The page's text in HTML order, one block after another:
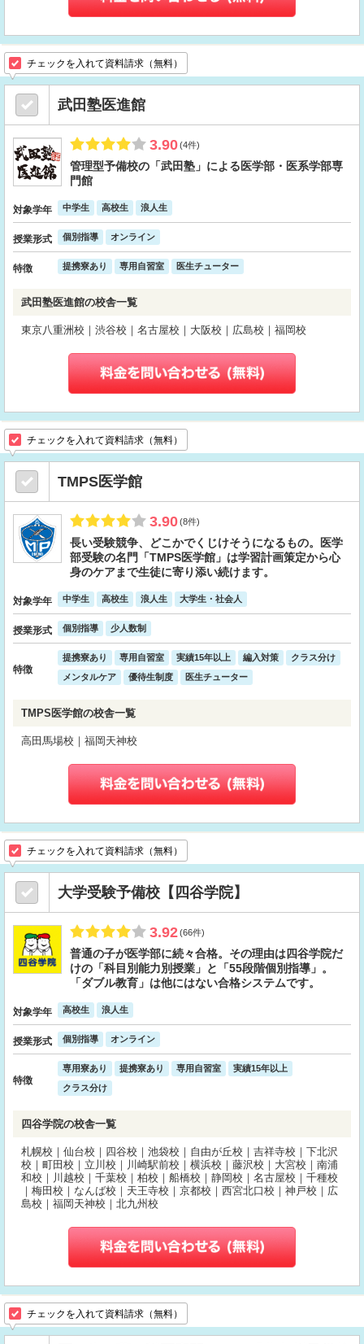
チェックを入れて資料請求（無料）
武田塾医進館
3.90(4件)
管理型予備校の「武田塾」による医学部・医系学部専
門館
対象学年 中学生 高校生 浪人生
授業形式 個別指導 オンライン
特徴 提携寮あり 専用自習室 医生チューター
武田塾医進館の校舎一覧
東京八重洲校｜渋谷校｜名古屋校｜大阪校｜広島校｜福岡校
チェックを入れて資料請求（無料）
TMPS医学館
3.90(8件)
長い受験競争、どこかでくじけそうになるもの。医学
部受験の名門「TMPS医学館」は学習計画策定から心
身のケアまで生徒に寄り添い続けます。
対象学年 中学生 高校生 浪人生 大学生・社会人
授業形式 個別指導 少人数制
特徴
提携寮あり 専用自習室 実績15年以上 編入対策
クラス分け
メンタルケア
優待生制度 医生チューター
TMPS医学館の校舎一覧
高田馬場校｜福岡天神校
チェックを入れて資料請求（無料）
大学受験予備校【四谷学院】
3.92(66件)
普通の子が医学部に続々合格。その理由は四谷学院だ
けの「科目別能力別授業」と「55段階個別指導」。
「ダブル教育」は他にはない合格システムです。
対象学年 高校生 浪人生
授業形式 個別指導 オンライン
特徴
専用寮あり 提携寮あり 専用自習室
実績15年以上
クラス分け
四谷学院の校舎一覧
札幌校｜仙台校｜四谷校｜池袋校｜自由が丘校｜吉祥寺校｜下北沢
校｜町田校｜立川校｜川崎駅前校｜横浜校｜藤沢校｜大宮校｜南浦
和校｜川越校｜千葉校｜柏校｜船橋校｜静岡校｜名古屋校｜千種校
｜梅田校｜なんば校｜天王寺校｜京都校｜西宮北口校｜神戸校｜広
島校｜福岡天神校｜北九州校
チェックを入れて資料請求（無料）